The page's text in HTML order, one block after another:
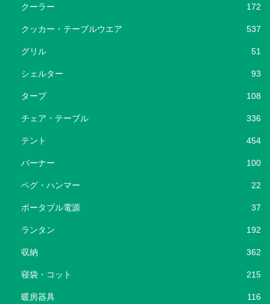
クーラー 172
クッカー・テーブルウエア 537
グリル 51
シェルター 93
タープ 108
チェア・テーブル 336
テント 454
バーナー 100
ペグ・ハンマー 22
ポータブル電源 37
ランタン 192
収納 362
寝袋・コット 215
暖房器具 116